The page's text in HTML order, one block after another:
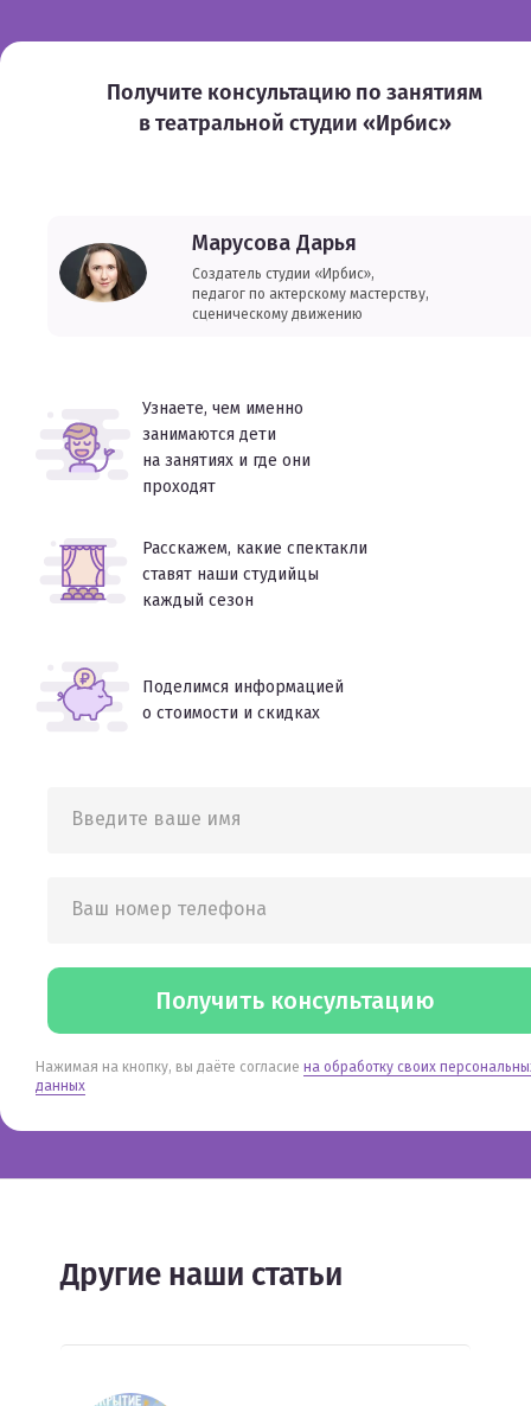
Получите консультацию по занятиям
в театральной студии «Ирбис»
Марусова Дарья
Создатель студии «Ирбис»,
педагог по актерскому мастерству,
сценическому движению
Узнаете, чем именно
занимаются дети
на занятиях и где они
проходят
Расскажем, какие спектакли
ставят наши студийцы
каждый сезон
Поделимся информацией
о стоимости и скидках
Введите ваше имя
Ваш номер телефона
Получить консультацию
Нажимая на кнопку, вы даёте согласие на обработку своих
данных
Другие наши статьи